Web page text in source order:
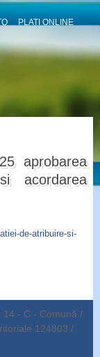
PLATI ONLINE
aprobarea
acordarea
de-atribuire-si-
14 - C - Comună /
124803 /